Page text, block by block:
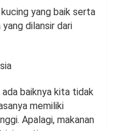
yang baik serta
dilansir dari
baiknya kita tidak
memiliki
Apalagi, makanan